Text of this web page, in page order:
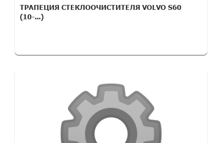
ТРАПЕЦИЯ СТЕКЛООЧИСТИТЕЛЯ VOLVO S60
(10-...)